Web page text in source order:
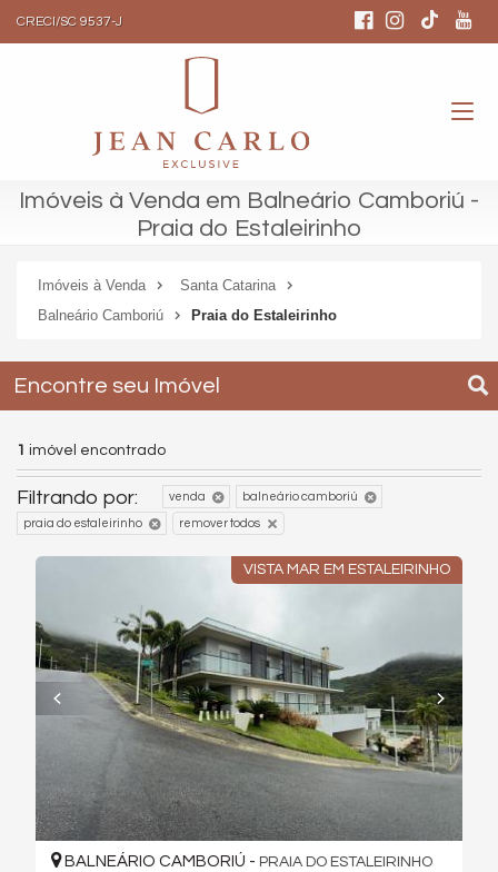
CRECI/SC 9537-J
Imóveis à Venda em Balneário Camboriú -
Praia do Estaleirinho
Imóveis à Venda
Santa Catarina
Balneário Camboriú
Praia do Estaleirinho
Encontre seu Imóvel
1 imóvel encontrado
Filtrando por: venda balneário camboriú
praia do estaleirinho remover todos
VISTA MAR EM ESTALEIRINHO
BALNEÁRIO CAMBORIÚ - PRAIA DO ESTALEIRINHO